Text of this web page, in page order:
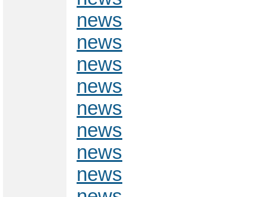
news
news
news
news
news
news
news
news